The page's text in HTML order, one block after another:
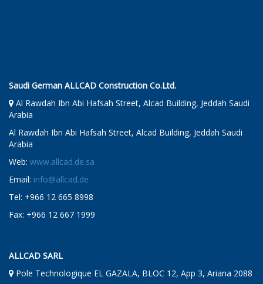
Saudi German ALLCAD Construction Co.Ltd.
Al Rawdah Ibn Abi Hafsah Street, Alcad Building, Jeddah Saudi
Arabia
Al Rawdah Ibn Abi Hafsah Street, Alcad Building, Jeddah Saudi
Arabia
Web: www.allcad.de.sa
Email: info@allcad.de
Tel: +966 12 665 8998
Fax: +966 12 667 1999
ALLCAD SARL
Pole Technologique EL GAZALA, BLOC 12, App 3, Ariana 2088